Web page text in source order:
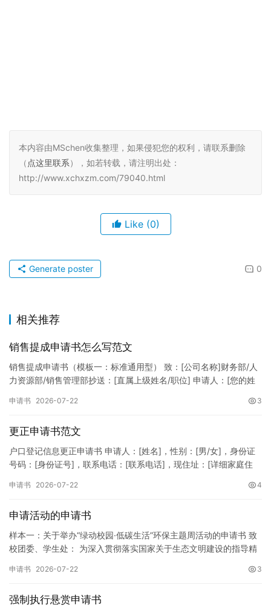
本内容由MSchen收集整理，如果侵犯您的权利，请联系删除
（ 点这里联系），如若转载，请注明出处：
http://www.xchxzm.com/79040.html
Like (0)
0
Generate poster
相关推荐
销售提成申请书怎么写范文
销售提成申请书（模板一：标准通用型） 致：[公司名称]财务部/人
力资源部/销售管理部抄送：[直属上级姓名/职位] 申请人：[您的姓
申请书 2026-07-22 3
更正申请书范文
户口登记信息更正申请书 申请人：[姓名]，性别：[男/女]，身份证
号码：[身份证号]，联系电话：[联系电话]，现住址：[详细家庭住
申请书 2026-07-22 4
申请活动的申请书
样本一：关于举办“绿动校园·低碳生活”环保主题周活动的申请书 致
校团委、学生处： 为深入贯彻落实国家关于生态文明建设的指导精
申请书 2026-07-22 3
强制执行悬赏申请书